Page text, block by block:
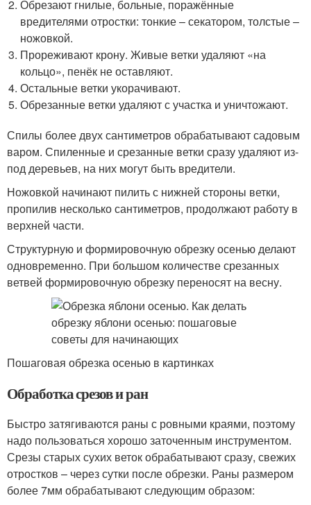
Обрезают гнилые, больные, поражённые
вредителями отростки: тонкие – секатором, толстые –
ножовкой.
Прореживают крону. Живые ветки удаляют «на
кольцо», пенёк не оставляют.
Остальные ветки укорачивают.
Обрезанные ветки удаляют с участка и уничтожают.
Спилы более двух сантиметров обрабатывают садовым
варом. Спиленные и срезанные ветки сразу удаляют из-
под деревьев, на них могут быть вредители.
Ножовкой начинают пилить с нижней стороны ветки,
пропилив несколько сантиметров, продолжают работу в
верхней части.
Структурную и формировочную обрезку осенью делают
одновременно. При большом количестве срезанных
ветвей формировочную обрезку переносят на весну.
Пошаговая обрезка осенью в картинках
Обработка срезов и ран
Быстро затягиваются раны с ровными краями, поэтому
надо пользоваться хорошо заточенным инструментом.
Срезы старых сухих веток обрабатывают сразу, свежих
отростков – через сутки после обрезки. Раны размером
более 7мм обрабатывают следующим образом: